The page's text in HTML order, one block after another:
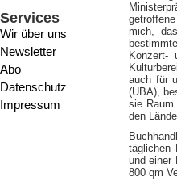
Services
Wir über uns
Newsletter
Abo
Datenschutz
Impressum
mich,
Konzert-
auch für
(UBA),
sie Raum
den
täglichen
und einer
800 qm